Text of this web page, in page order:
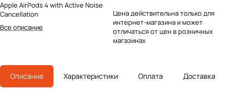
Apple AirPods 4 with Active Noise
Cancellation
Все описание
Цена действительна только для
интернет-магазина и может
отличаться от цен в розничных
магазинах
Описание Характеристики Оплата Доставка